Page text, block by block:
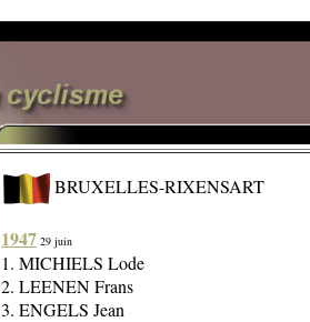
BRUXELLES-RIXENSART
1947 29 juin
1. MICHIELS Lode
2. LEENEN Frans
3. ENGELS Jean